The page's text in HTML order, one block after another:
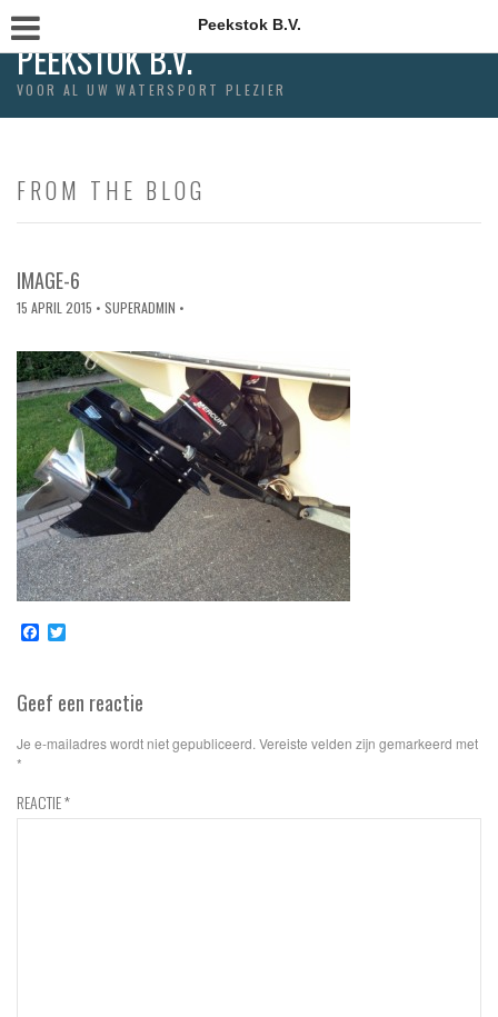
Peekstok B.V.
PEEKSTOK B.V.
VOOR AL UW WATERSPORT PLEZIER
FROM THE BLOG
IMAGE-6
15 APRIL 2015 • SUPERADMIN •
Facebook
Geef een reactie
Je e-mailadres wordt niet gepubliceerd. Vereiste velden zijn gemarkeerd met
*
REACTIE*